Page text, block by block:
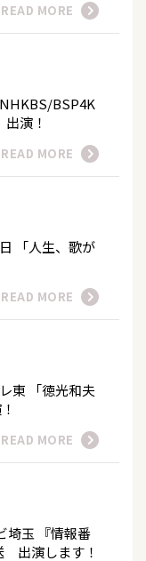
READ MORE
BSP4K
出演！
READ MORE
「人生、歌が
READ MORE
東 「徳光和夫
READ MORE
埼玉 『情報番
出演します！